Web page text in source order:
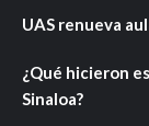
UAS renueva
¿Qué hicieron
Sinaloa?